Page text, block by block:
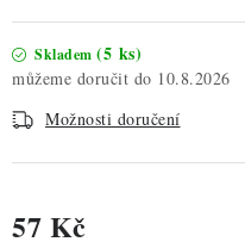
Skladem (5 ks)
10.8.2026
Možnosti doručení
57 Kč